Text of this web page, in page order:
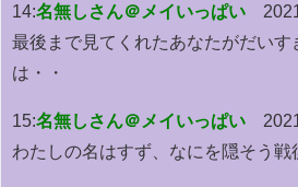
14:名無しさん＠メイいっぱい
最後まで見てくれたあなたがだいす
は・・
15:名無しさん＠メイいっぱい
わたしの名はすず、なにを隠そう戦